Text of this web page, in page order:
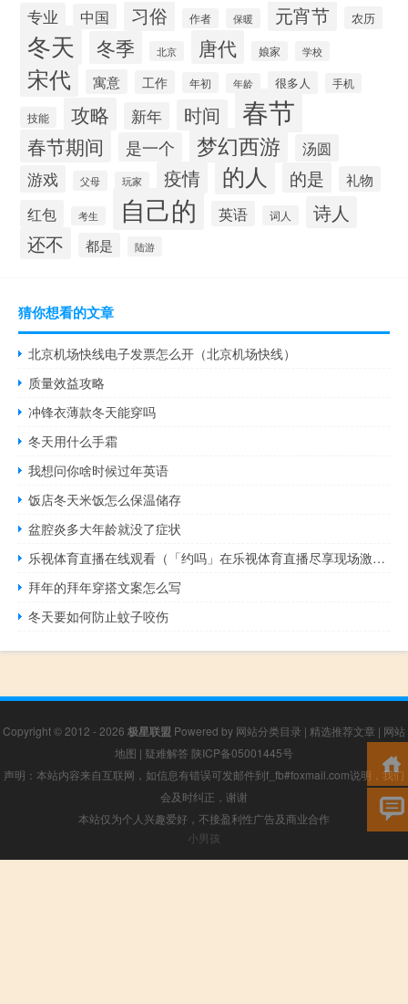
专业 中国 习俗 作者 保暖 元宵节 农历
冬天 冬季 北京 唐代 娘家 学校
宋代 寓意 工作 年初 年龄 很多人 手机
技能 攻略 新年 时间 春节
春节期间 是一个 梦幻西游
汤圆
游戏
父母 玩家 疫情 的人 的是 礼物
红包 考生 自己的 英语 词人
诗人
还不
都是 陆游
猜你想看的文章
北京机场快线电子发票怎么开（北京机场快线）
质量效益攻略
冲锋衣薄款冬天能穿吗
冬天用什么手霜
我想问你啥时候过年英语
饭店冬天米饭怎么保温储存
盆腔炎多大年龄就没了症状
乐视体育直播在线观看（「约吗」在乐视体育直播尽享现场激情,乐视体育在线直播视频）
拜年的拜年穿搭文案怎么写
冬天要如何防止蚊子咬伤
Copyright © 2012 - 2026 极星联盟 Powered by 网站分类目录 | 精选推荐文章 | 网站
地图 | 疑难解答 陕ICP备05001445号
声明：本站内容来自互联网，如信息有错误可发邮件到f_fb#foxmail.com说明，我们
会及时纠正，谢谢
本站仅为个人兴趣爱好，不接盈利性广告及商业合作
小男孩